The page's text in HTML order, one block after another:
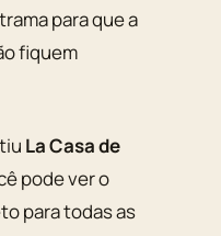
para que a
fiquem
La Casa de
pode ver o
para todas as